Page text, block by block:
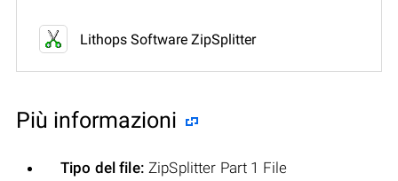
Lithops Software ZipSplitter
Più informazioni
Tipo del file: ZipSplitter Part 1 File